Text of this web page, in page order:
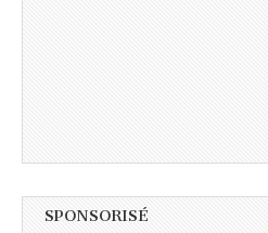
SPONSORISÉ